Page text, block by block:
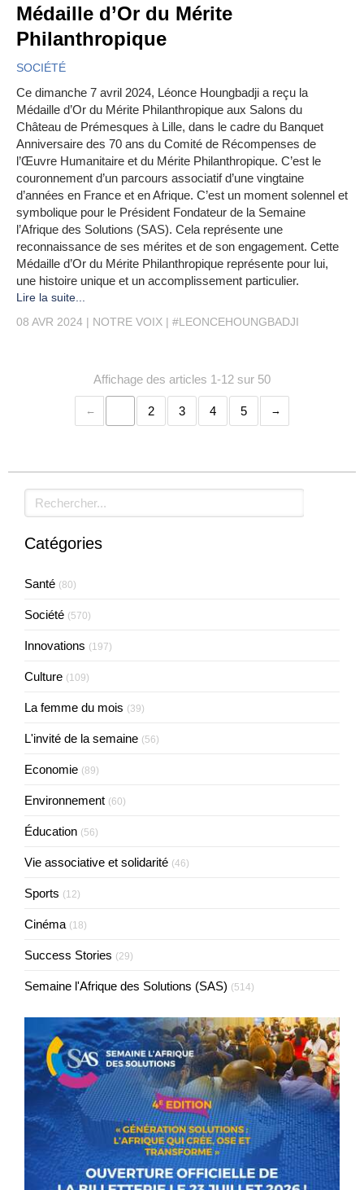
Médaille d’Or du Mérite
Philanthropique
SOCIÉTÉ
Ce dimanche 7 avril 2024, Léonce Houngbadji a reçu la
Médaille d’Or du Mérite Philanthropique aux Salons du
Château de Prémesques à Lille, dans le cadre du Banquet
Anniversaire des 70 ans du Comité de Récompenses de
l’Œuvre Humanitaire et du Mérite Philanthropique. C’est le
couronnement d’un parcours associatif d’une vingtaine
d’années en France et en Afrique. C’est un moment solennel et
symbolique pour le Président Fondateur de la Semaine
l’Afrique des Solutions (SAS). Cela représente une
reconnaissance de ses mérites et de son engagement. Cette
Médaille d’Or du Mérite Philanthropique représente pour lui,
une histoire unique et un accomplissement particulier.
Lire la suite...
08 AVR 2024
NOTRE VOIX #LEONCEHOUNGBADJI
Affichage des articles 1-12 sur 50
2 3 4 5
Rechercher
Catégories
Santé (80)
Société (570)
Innovations (197)
Culture (109)
La femme du mois (39)
L'invité de la semaine (56)
Economie (89)
Environnement (60)
Éducation (56)
Vie associative et solidarité (46)
Sports (12)
Cinéma (18)
Success Stories (29)
Semaine l'Afrique des Solutions (SAS) (514)